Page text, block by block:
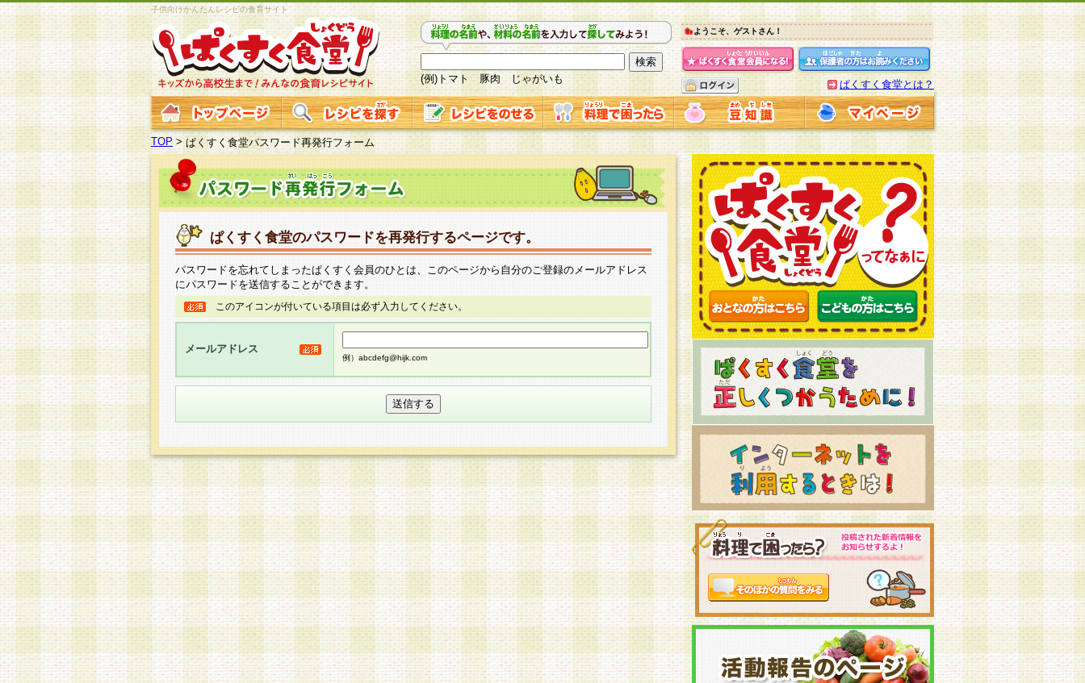
子供向けかんたんレシピの食育サイト
(例)トマト 豚肉 じゃがいも
ようこそ、ゲストさん！
ぱくすく食堂とは？
TOP >ぱくすく食堂パスワード再発行フォーム
ぱくすく食堂のパスワードを再発行するページです。
パスワードを忘れてしまったぱくすく会員のひとは、このページから自分のご登録のメールアドレス
にパスワードを送信することができます。
このアイコンが付いている項目は必ず入力してください。
メールアドレス
例）abcdefg@hijk.com